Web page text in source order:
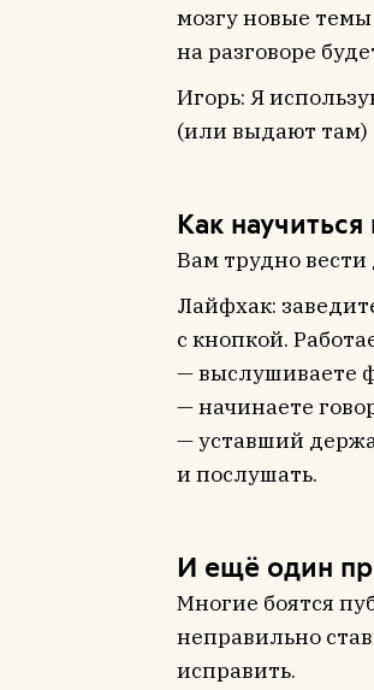
мозгу новые
на разговоре
Игорь: Я
(или выдают там)
Как
Вам трудно вести
Лайфхак:
с кнопкой.
— выслушиваете
— начинаете
— уставший
и послушать.
И ещё один
Многие боятся
неправильно
исправить.